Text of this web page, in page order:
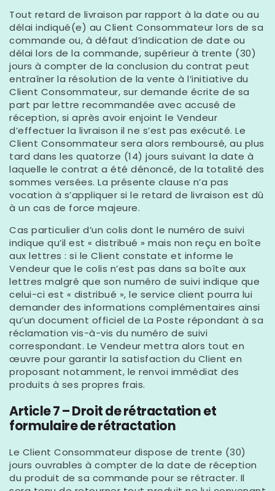
Tout retard de livraison par rapport à la date ou au
délai indiqué(e) au Client Consommateur lors de sa
commande ou, à défaut d’indication de date ou
délai lors de la commande, supérieur à trente (30)
jours à compter de la conclusion du contrat peut
entraîner la résolution de la vente à l’initiative du
Client Consommateur, sur demande écrite de sa
part par lettre recommandée avec accusé de
réception, si après avoir enjoint le Vendeur
d’effectuer la livraison il ne s’est pas exécuté. Le
Client Consommateur sera alors remboursé, au plus
tard dans les quatorze (14) jours suivant la date à
laquelle le contrat a été dénoncé, de la totalité des
sommes versées. La présente clause n’a pas
vocation à s’appliquer si le retard de livraison est dû
à un cas de force majeure.
Cas particulier d’un colis dont le numéro de suivi
indique qu’il est « distribué » mais non reçu en boîte
aux lettres : si le Client constate et informe le
Vendeur que le colis n’est pas dans sa boîte aux
lettres malgré que son numéro de suivi indique que
celui-ci est « distribué », le service client pourra lui
demander des informations complémentaires ainsi
qu’un document officiel de La Poste répondant à sa
réclamation vis-à-vis du numéro de suivi
correspondant. Le Vendeur mettra alors tout en
œuvre pour garantir la satisfaction du Client en
proposant notamment, le renvoi immédiat des
produits à ses propres frais.
Article 7 – Droit de rétractation et
formulaire de rétractation
Le Client Consommateur dispose de trente (30)
jours ouvrables à compter de la date de réception
du produit de sa commande pour se rétracter. Il